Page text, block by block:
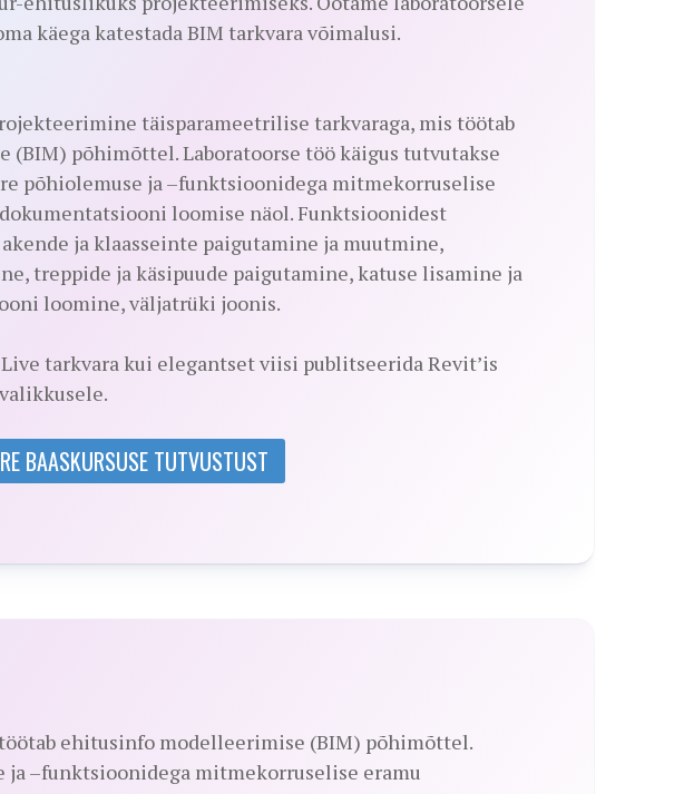
käega katestada BIM tarkvara võimalusi.
täisparameetrilise tarkvaraga, mis töötab
põhimõttel. Laboratoorse töö käigus tutvutakse
põhiolemuse ja –funktsioonidega mitmekorruselise
loomise näol. Funktsioonidest
ja klaasseinte paigutamine ja muutmine,
treppide ja käsipuude paigutamine, katuse lisamine ja
loomine, väljatrüki joonis.
tarkvara kui elegantset viisi publitseerida Revit’is
BAASKURSUSE TUTVUSTUST
ehitusinfo modelleerimise (BIM) põhimõttel.
–funktsioonidega mitmekorruselise eramu